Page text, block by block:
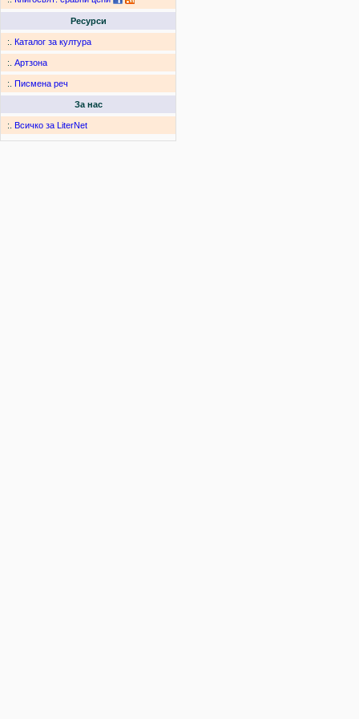
Ресурси
:. Каталог за култура
:. Артзона
:. Писмена реч
За нас
:. Всичко за LiterNet